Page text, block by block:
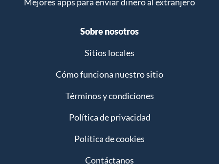
Sobre nosotros
Sitios locales
Cómo funciona nuestro sitio
Términos y condiciones
Política de privacidad
Política de cookies
Contáctanos